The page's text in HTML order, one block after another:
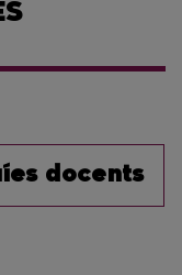
docents